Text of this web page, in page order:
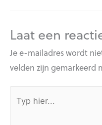
Laat een
Je e-mailadres wordt
velden zijn gemarkeerd
hier...